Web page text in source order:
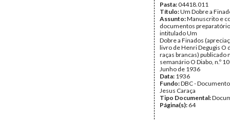
Pasta:04418.011
Título:Um Dobre a
Assunto:Manuscrito e
documentos
intitulado Um
Dobre a Finados
livro de Henri Degugis O
raças brancas) publicado
semanário O Diabo, n.º
Junho de 1936
Data: 1936
Fundo:DBC -
Jesus Caraça
Tipo Documental:
Página(s): 64